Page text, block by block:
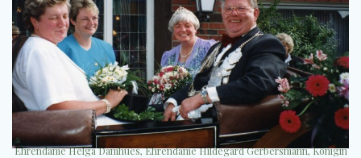
Ehrendame Helga Damhues, Ehrendame Hildegard Gerbersmann, Königin